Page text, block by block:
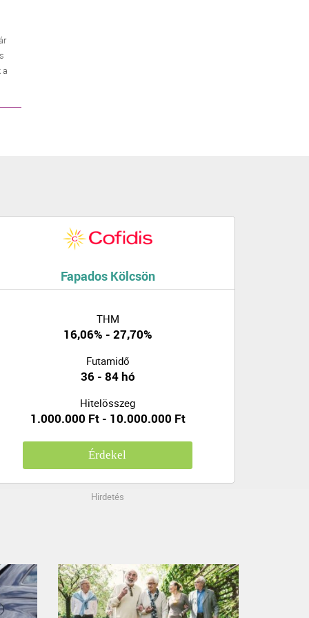
a
Fapados Kölcsön
THM
16,06% - 27,70%
Futamidő
36 - 84 hó
Hitelösszeg
1.000.000 Ft - 10.000.000 Ft
Érdekel
Hirdetés